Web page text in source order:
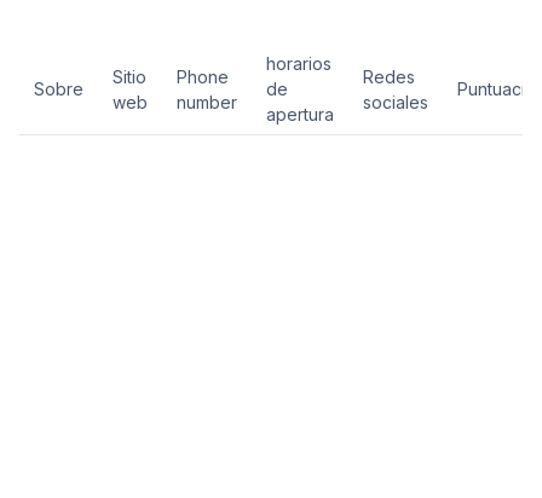
Sobre
Sitio
web
Phone
number
horarios
de
apertura
Redes
sociales